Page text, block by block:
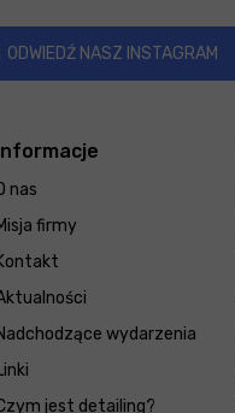
ODWIEDŹ NASZ INSTAGRAM
nas
firmy
wydarzenia
jest detailing?